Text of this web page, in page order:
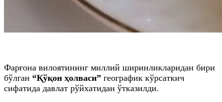
Фарғона вилоятининг миллий ширинликларидан бири
бўлган “Қўқон ҳолваси” географик кўрсаткич
сифатида давлат рўйхатидан ўтказилди.